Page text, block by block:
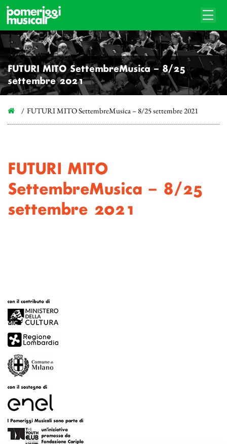
FUTURI MITO SettembreMusica – 8/25
settembre 2021
FUTURI MITO SettembreMusica – 8/25 settembre 2021
FUTURI MITO
SettembreMusica – 8/25
settembre 2021